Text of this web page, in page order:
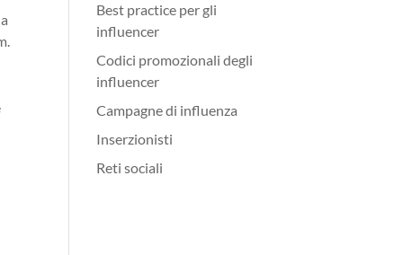
Best practice per gli
influencer
Codici promozionali degli
influencer
Campagne di influenza
Inserzionisti
Reti sociali